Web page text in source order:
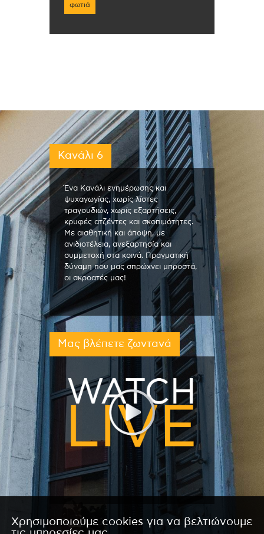
φωτιά
Κανάλι 6
Ένα Κανάλι ενημέρωσης και
ψυχαγωγίας, χωρίς λίστες
τραγουδιών, χωρίς εξαρτήσεις,
κρυφές ατζέντες και σκοπιμότητες.
Με αισθητική και άποψη, με
ανιδιοτέλεια, ανεξαρτησία και
συμμετοχή στα κοινά. Πραγματική
δύναμη που μας σπρώχνει μπροστά,
οι ακροατές μας!
Μας βλέπετε ζωντανά
Χρησιμοποιούμε cookies για να βελτιώνουμε